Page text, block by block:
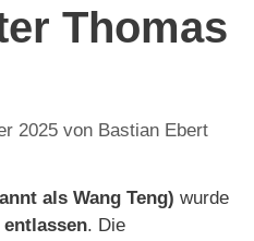
Thomas
2025 von Bastian Ebert
als Wang Teng) wurde
. Die